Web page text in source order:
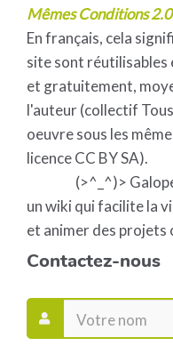
Mêmes Conditions
En français, cela
site sont réutilisables
et gratuitement,
l'auteur (collectif
oeuvre sous les
licence CC BY SA).
(>^_^)>
un wiki qui facilite la
et animer des projets
Contactez-nous